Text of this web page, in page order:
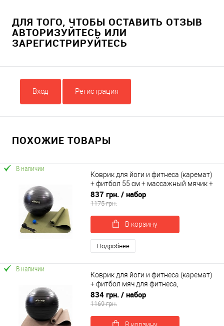
ДЛЯ ТОГО, ЧТОБЫ ОСТАВИТЬ ОТЗЫВ
АВТОРИЗУЙТЕСЬ ИЛИ
ЗАРЕГИСТРИРУЙТЕСЬ
Вход Регистрация
ПОХОЖИЕ ТОВАРЫ
В наличии
Коврик для йоги и фитнеса (каремат)
+ фитбол 55 см + массажный мячик +
ремень для йоги OSPORT Set 98 (n-
0128)
837 грн. / набор
1175 грн.
В корзину
Подробнее
В наличии
Коврик для йоги и фитнеса (каремат)
+ фитбол мяч для фитнеса,
беременных 65 см OSPORT Set 91 (n-
0121)
834 грн. / набор
1169 грн.